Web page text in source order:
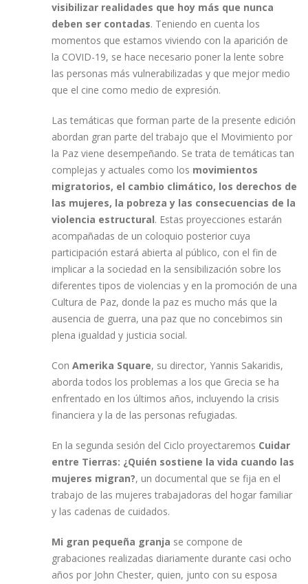
visibilizar realidades que hoy más que nunca
deben ser contadas. Teniendo en cuenta los
momentos que estamos viviendo con la aparición de
la COVID-19, se hace necesario poner la lente sobre
las personas más vulnerabilizadas y que mejor medio
que el cine como medio de expresión.
Las temáticas que forman parte de la presente edición
abordan gran parte del trabajo que el Movimiento por
la Paz viene desempeñando. Se trata de temáticas tan
complejas y actuales como los movimientos
migratorios, el cambio climático, los derechos de
las mujeres, la pobreza y las consecuencias de la
violencia estructural. Estas proyecciones estarán
acompañadas de un coloquio posterior cuya
participación estará abierta al público, con el fin de
implicar a la sociedad en la sensibilización sobre los
diferentes tipos de violencias y en la promoción de una
Cultura de Paz, donde la paz es mucho más que la
ausencia de guerra, una paz que no concebimos sin
plena igualdad y justicia social.
Con Amerika Square, su director, Yannis Sakaridis,
aborda todos los problemas a los que Grecia se ha
enfrentado en los últimos años, incluyendo la crisis
financiera y la de las personas refugiadas.
En la segunda sesión del Ciclo proyectaremos Cuidar
entre Tierras: ¿Quién sostiene la vida cuando las
mujeres migran?, un documental que se fija en el
trabajo de las mujeres trabajadoras del hogar familiar
y las cadenas de cuidados.
Mi gran pequeña granja se compone de
grabaciones realizadas diariamente durante casi ocho
años por John Chester, quien, junto con su esposa